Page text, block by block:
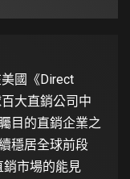
美國《Direct
大直銷公司中
目的直銷企業之
穩居全球前段
市場的能見